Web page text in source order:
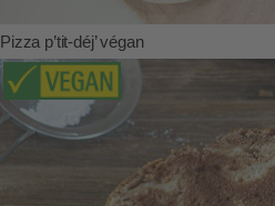
Pizza p’tit-déj’ végan